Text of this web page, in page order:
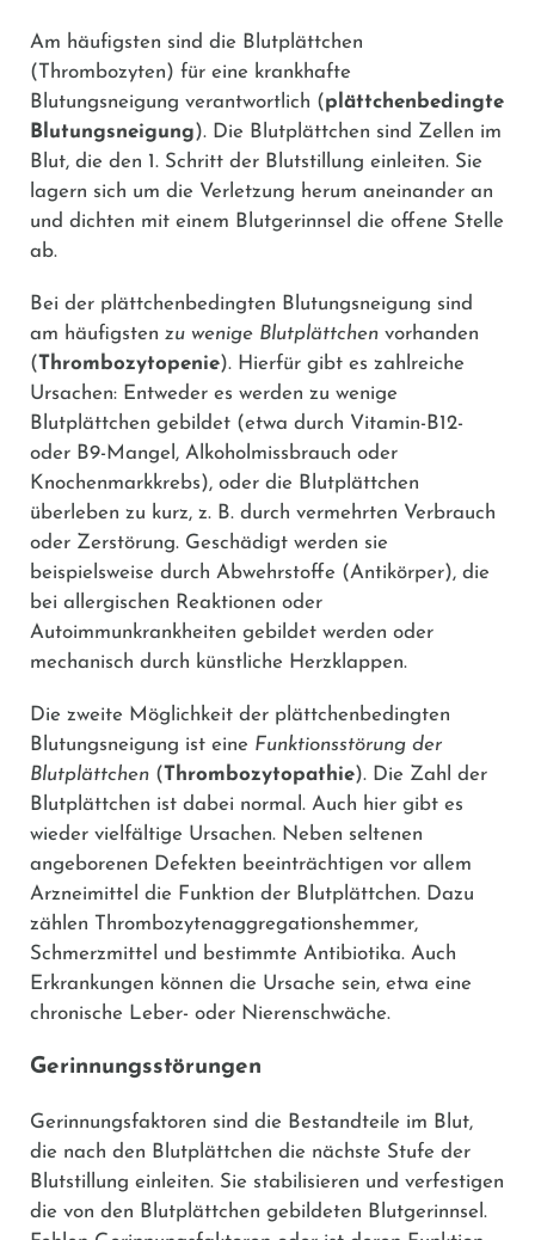
Am häufigsten sind die Blutplättchen
(Thrombozyten) für eine krankhafte
Blutungsneigung verantwortlich (plättchenbedingte
Blutungsneigung). Die Blutplättchen sind Zellen im
Blut, die den 1. Schritt der Blutstillung einleiten. Sie
lagern sich um die Verletzung herum aneinander an
und dichten mit einem Blutgerinnsel die offene Stelle
ab.
Bei der plättchenbedingten Blutungsneigung sind
am häufigsten zu wenige Blutplättchen vorhanden
(Thrombozytopenie). Hierfür gibt es zahlreiche
Ursachen: Entweder es werden zu wenige
Blutplättchen gebildet (etwa durch Vitamin-B12-
oder B9-Mangel, Alkoholmissbrauch oder
Knochenmarkkrebs), oder die Blutplättchen
überleben zu kurz, z. B. durch vermehrten Verbrauch
oder Zerstörung. Geschädigt werden sie
beispielsweise durch Abwehrstoffe (Antikörper), die
bei allergischen Reaktionen oder
Autoimmunkrankheiten gebildet werden oder
mechanisch durch künstliche Herzklappen.
Die zweite Möglichkeit der plättchenbedingten
Blutungsneigung ist eine Funktionsstörung der
Blutplättchen (Thrombozytopathie). Die Zahl der
Blutplättchen ist dabei normal. Auch hier gibt es
wieder vielfältige Ursachen. Neben seltenen
angeborenen Defekten beeinträchtigen vor allem
Arzneimittel die Funktion der Blutplättchen. Dazu
zählen Thrombozytenaggregationshemmer,
Schmerzmittel und bestimmte Antibiotika. Auch
Erkrankungen können die Ursache sein, etwa eine
chronische Leber- oder Nierenschwäche.
Gerinnungsstörungen
Gerinnungsfaktoren sind die Bestandteile im Blut,
die nach den Blutplättchen die nächste Stufe der
Blutstillung einleiten. Sie stabilisieren und verfestigen
die von den Blutplättchen gebildeten Blutgerinnsel.